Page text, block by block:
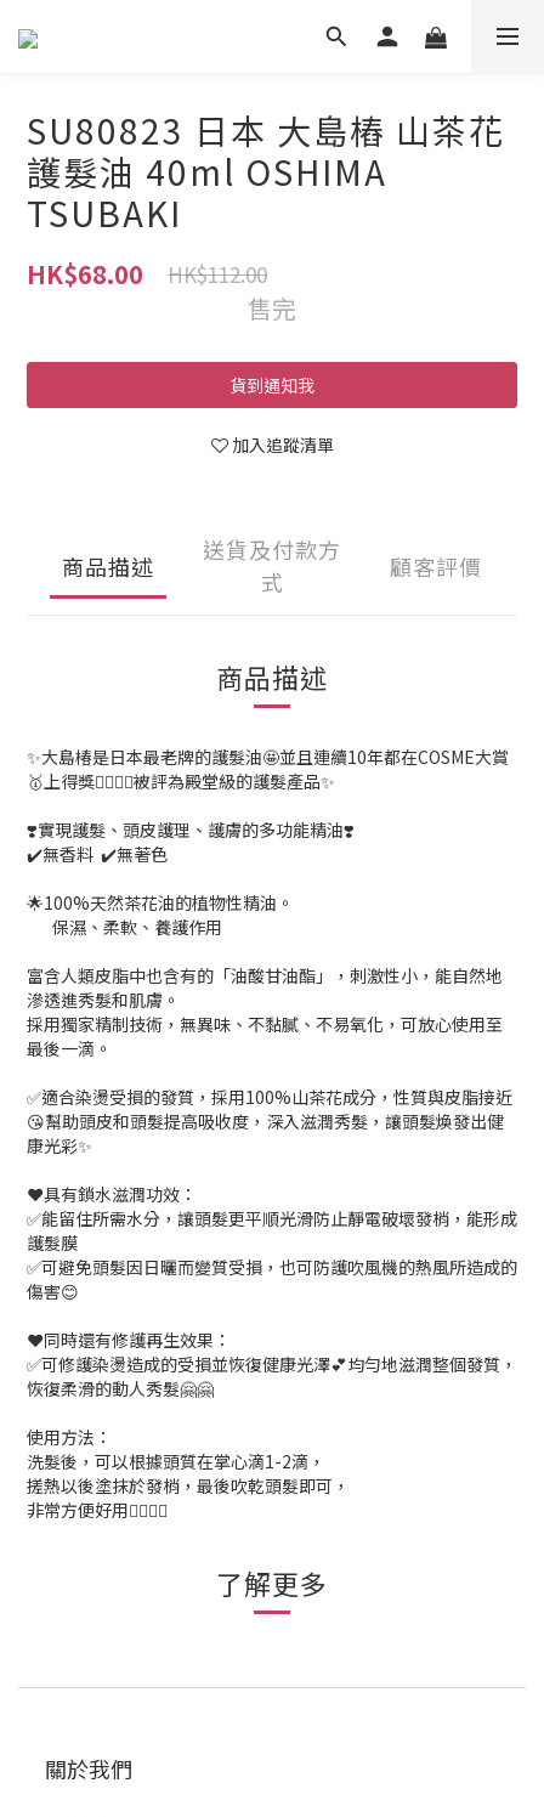
SU80823 日本 大島樁 山茶花
護髮油 40ml OSHIMA
TSUBAKI
HK$68.00 HK$112.00
售完
貨到通知我
加入追蹤清單
商品描述
送貨及付款方
式
顧客評價
商品描述
✨大島椿是日本最老牌的護髮油🤩並且連續10年都在COSME大賞
🥇上得獎👍🏽👍🏽被評為殿堂級的護髮產品✨
❣️實現護髮、頭皮護理、護膚的多功能精油❣️
✔️無香料 ✔️無著色
🌟100%天然茶花油的植物性精油。
保濕、柔軟、養護作用
富含人類皮脂中也含有的「油酸甘油酯」，刺激性小，能自然地
滲透進秀髮和肌膚。
採用獨家精制技術，無異味、不黏膩、不易氧化，可放心使用至
最後一滴。
✅適合染燙受損的發質，採用100%山茶花成分，性質與皮脂接近
😘幫助頭皮和頭髮提高吸收度，深入滋潤秀髮，讓頭髮煥發出健
康光彩✨
❤️具有鎖水滋潤功效：
✅能留住所需水分，讓頭髮更平順光滑防止靜電破壞發梢，能形成
護髮膜
✅可避免頭髮因日曬而變質受損，也可防護吹風機的熱風所造成的
傷害😊
❤️同時還有修護再生效果：
✅可修護染燙造成的受損並恢復健康光澤💕均勻地滋潤整個發質，
恢復柔滑的動人秀髮🤗🤗
使用方法：
洗髮後，可以根據頭質在掌心滴1-2滴，
搓熱以後塗抹於發梢，最後吹乾頭髮即可，
非常方便好用👍🏽👍🏽
了解更多
關於我們